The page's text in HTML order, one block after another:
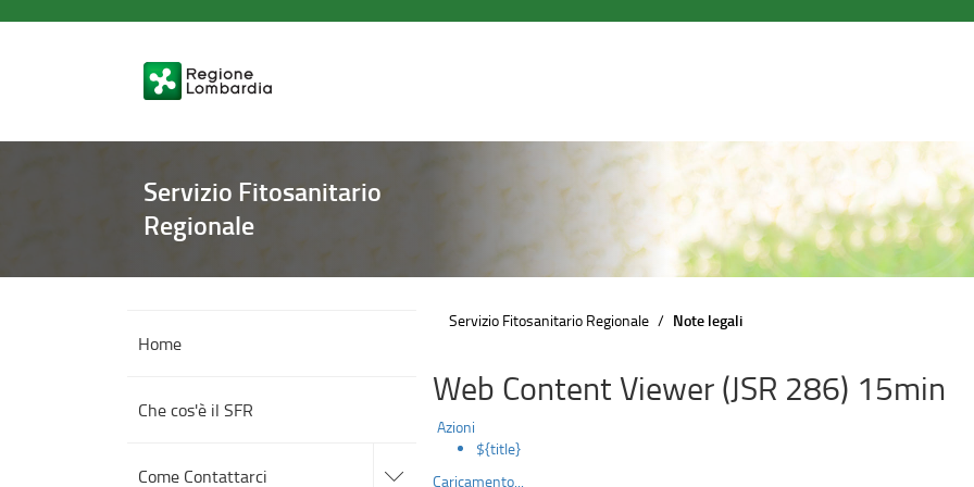
Note
Servizio Fitosanitario
Regionale
Home
Che cos'è il SFR
Come Contattarci alle
Servizio Fitosanitario Regionale Note legali
Web Content Viewer (JSR 286) 15min
Azioni
${title}
Caricamento...